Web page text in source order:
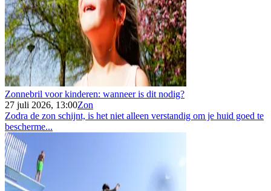
Zonnebril voor kinderen: wanneer is dit nodig?
27 juli 2026, 13:00Zon
Zodra de zon schijnt, is het niet alleen verstandig om je huid goed te
bescherme...